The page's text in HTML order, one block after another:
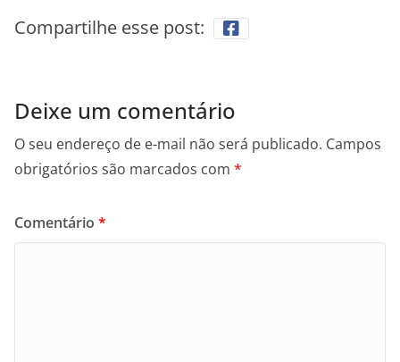
Compartilhe esse post:
Deixe um comentário
O seu endereço de e-mail não será publicado. Campos
obrigatórios são marcados com *
Comentário *